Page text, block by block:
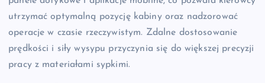
utrzymać optymalną pozycję kabiny oraz nadzorować
operacje w czasie rzeczywistym. Zdalne dostosowanie
prędkości i siły wysypu przyczynia się do większej precyzji
pracy z materiałami sypkimi.